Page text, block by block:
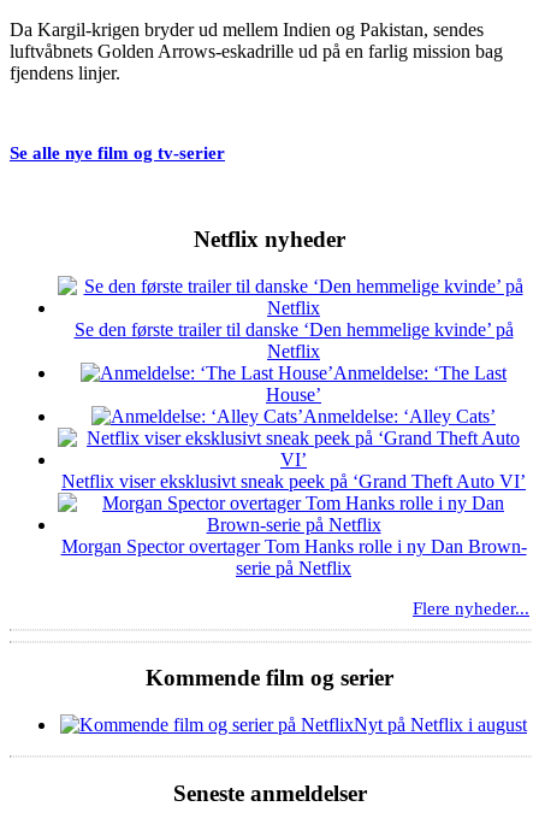
Da Kargil-krigen bryder ud mellem Indien og Pakistan, sendes
luftvåbnets Golden Arrows-eskadrille ud på en farlig mission bag
fjendens linjer.
Se alle nye film og tv-serier
Netflix nyheder
Se den første trailer til danske ‘Den hemmelige kvinde’ på
Netflix
Anmeldelse: ‘The Last
House’
Anmeldelse: ‘Alley Cats’
Netflix viser eksklusivt sneak peek på ‘Grand Theft Auto VI’
Morgan Spector overtager Tom Hanks rolle i ny Dan Brown-
serie på Netflix
Flere nyheder...
Kommende film og serier
Nyt på Netflix i august
Seneste anmeldelser